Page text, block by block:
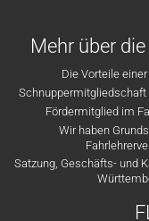
Mehr über
Die Vorteile
Schnuppermitgliedschaft
Fördermitglied im
Wir haben
Satzung, Geschäfts- und